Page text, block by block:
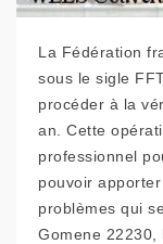
La Fédération
sous le sigle
procéder à la
an. Cette
professionnel
pouvoir
problèmes qui
Gomene 22230,